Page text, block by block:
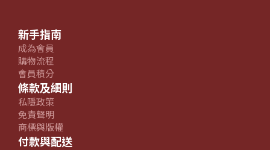
新手指南
成為會員
購物流程
會員積分
條款及細則
私隱政策
免責聲明
商標與版權
付款與配送